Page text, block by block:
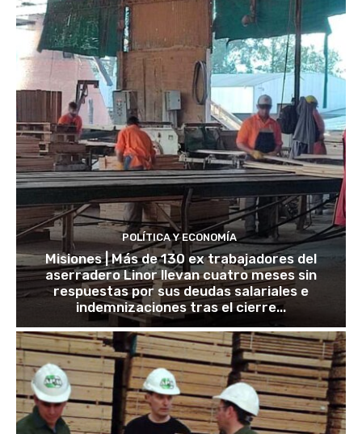
POLÍTICA Y ECONOMÍA
Misiones | Más de 130 ex trabajadores del
aserradero Linor llevan cuatro meses sin
respuestas por sus deudas salariales e
indemnizaciones tras el cierre...